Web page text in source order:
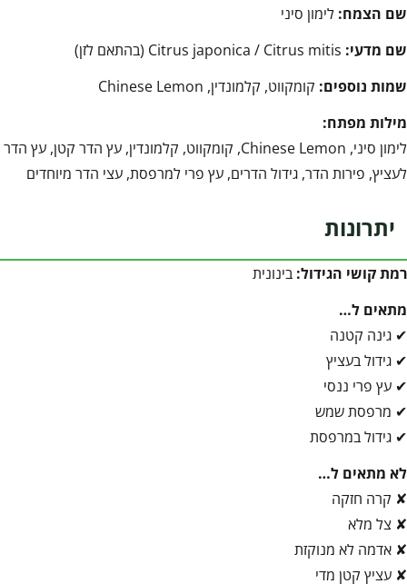
שם הצמח: לימון סיני
שם מדעי:
שמות נוספים: קומקווט, קלמונדין, Chinese Lemon
מילות מפתח:
לימון סיני, Chinese Lemon, קומקווט, קלמונדין, עץ הדר קטן, עץ הדר
לעציץ, פירות הדר, גידול הדרים, עץ פרי למרפסת, עצי הדר מיוחדים
יתרונות
רמת קושי הגידול: בינונית
מתאים ל…
✔ גינה קטנה
✔ גידול בעציץ
✔ עץ פרי ננסי
✔ מרפסת שמש
✔ גידול במרפסת
לא מתאים ל…
✘ קרה חזקה
✘ צל מלא
✘ אדמה לא מנוקזת
✘ עציץ קטן מדי